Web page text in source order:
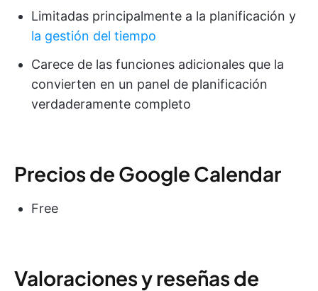
Limitadas principalmente a la planificación y
la gestión del tiempo
Carece de las funciones adicionales que la
convierten en un panel de planificación
verdaderamente completo
Precios de Google Calendar
Free
Valoraciones y reseñas de